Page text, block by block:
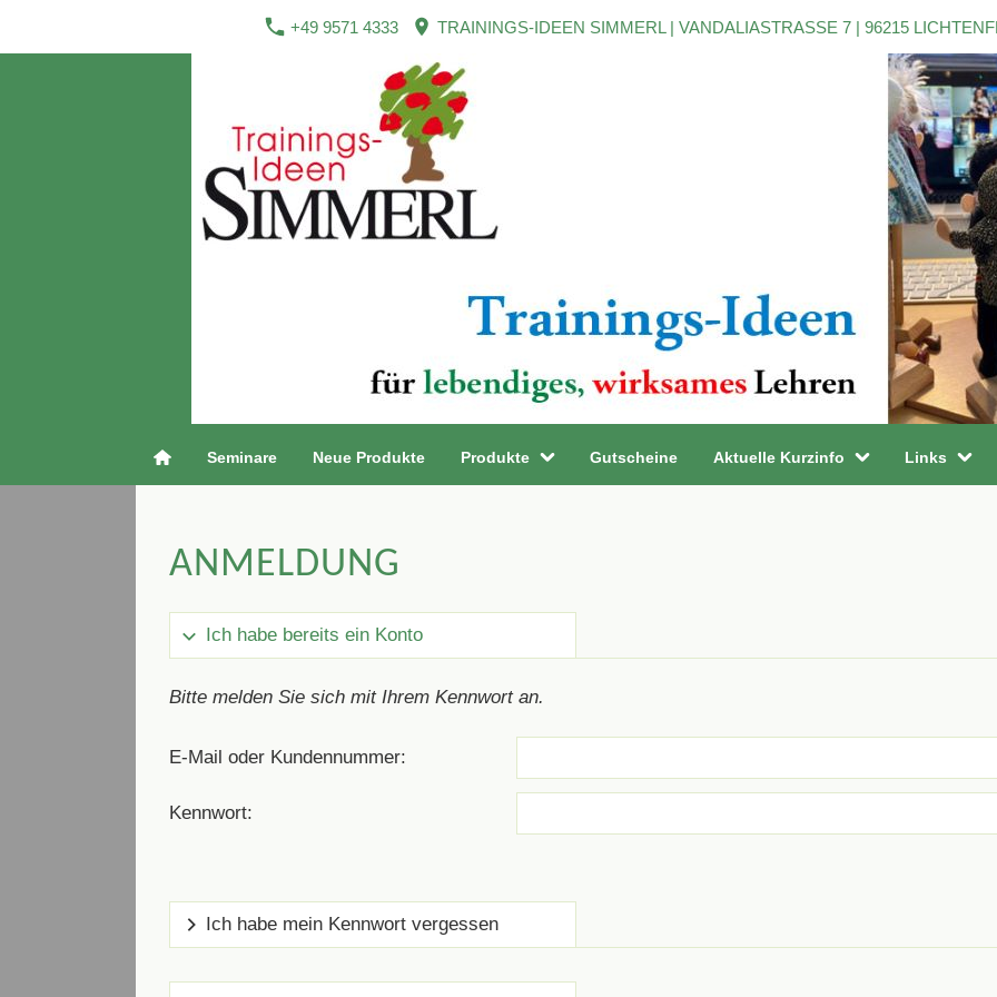
+49 9571 4333 TRAININGS-IDEEN SIMMERL | VANDALIASTRASSE 7 | 96215
Seminare Neue Produkte Produkte Gutscheine Aktuelle Kurzinfo Links
ANMELDUNG
Ich habe bereits ein Konto
Bitte melden Sie sich mit Ihrem Kennwort an.
E-Mail oder Kundennummer:
Kennwort:
Ich habe mein Kennwort vergessen